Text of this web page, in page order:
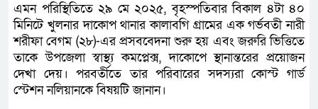
এমন পরিস্থিতিতে ২৯ মে ২০২৫, বৃহস্পতিবার বিকাল ৪টা ৪০
মিনিটে খুলনার দাকোপ থানার কালাবগি গ্রামের এক গর্ভবতী নারী
শরীফা বেগম (২৮)-এর প্রসববেদনা শুরু হয় এবং জরুরি ভিত্তিতে
তাকে উপজেলা স্বাস্থ্য কমপ্লেক্স, দাকোপে স্থানান্তরের প্রয়োজন
দেখা দেয়। পরবর্তীতে তার পরিবারের সদস্যরা কোস্ট গার্ড
স্টেশন নলিয়ানকে বিষয়টি জানান।